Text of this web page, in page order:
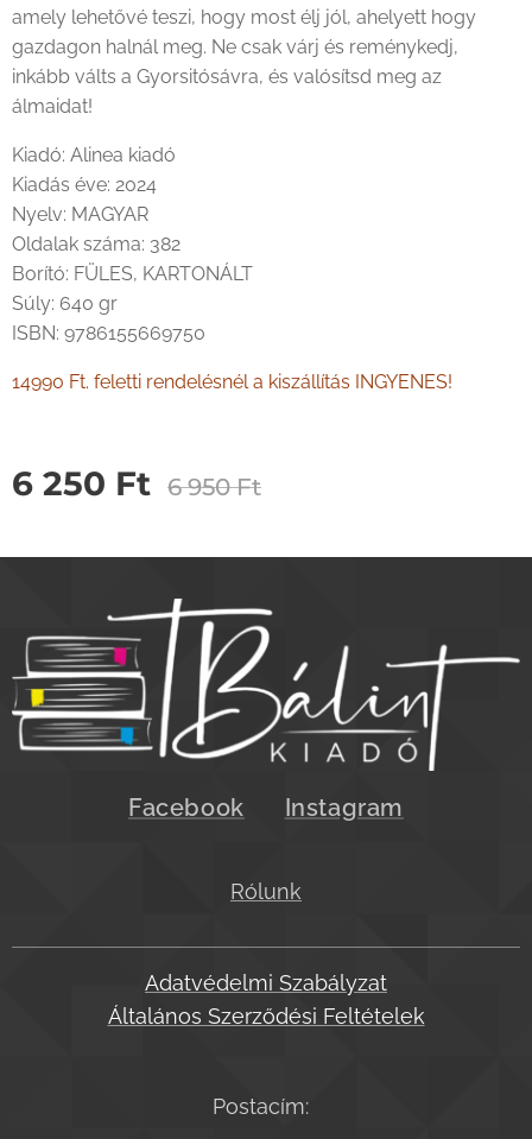
amely lehetővé teszi, hogy most élj jól, ahelyett hogy
gazdagon halnál meg. Ne csak várj és reménykedj,
inkább válts a Gyorsitósávra, és valósítsd meg az
álmaidat!
Kiadó: Alinea kiadó
Kiadás éve: 2024
Nyelv: MAGYAR
Oldalak száma: 382
Borító: FÜLES, KARTONÁLT
Súly: 640 gr
ISBN: 9786155669750
14990 Ft. feletti rendelésnél a kiszállítás INGYENES!
6 250 Ft 6 950Ft
Facebook Instagram
Rólunk
Adatvédelmi Szabályzat
Általános Szerződési Feltételek
Postacím: